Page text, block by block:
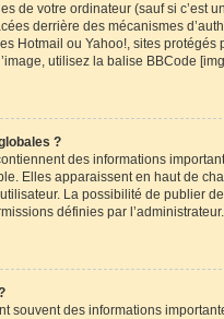
de votre ordinateur (sauf si c’est
derrière des mécanismes
Hotmail ou Yahoo!, sites protégés
utilisez la balise BBCode
?
des informations
Elles apparaissent en haut de
La possibilité de publier
définies par l’administrateur.
souvent des informations